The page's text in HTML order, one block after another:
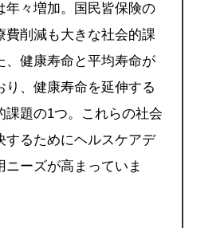
年々増加。国民皆保険の
費削減も大きな社会的課
、健康寿命と平均寿命が
り、健康寿命を延伸する
課題の1つ。これらの社会
するためにヘルスケアデ
ニーズが高まっていま